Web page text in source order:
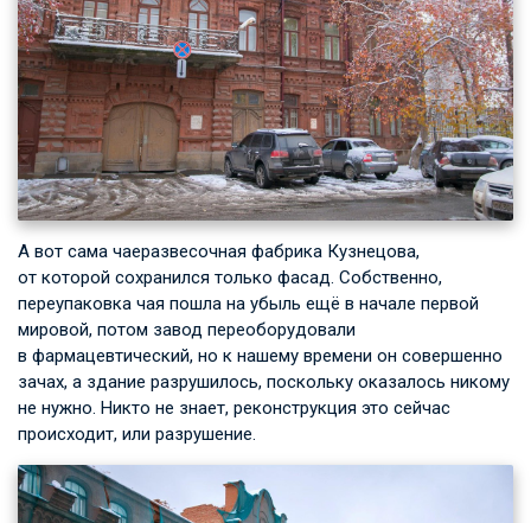
А вот сама чаеразвесочная фабрика Кузнецова,
от которой сохранился только фасад. Собственно,
переупаковка чая пошла на убыль ещё в начале первой
мировой, потом завод переоборудовали
в фармацевтический, но к нашему времени он совершенно
зачах, а здание разрушилось, поскольку оказалось никому
не нужно. Никто не знает, реконструкция это сейчас
происходит, или разрушение.